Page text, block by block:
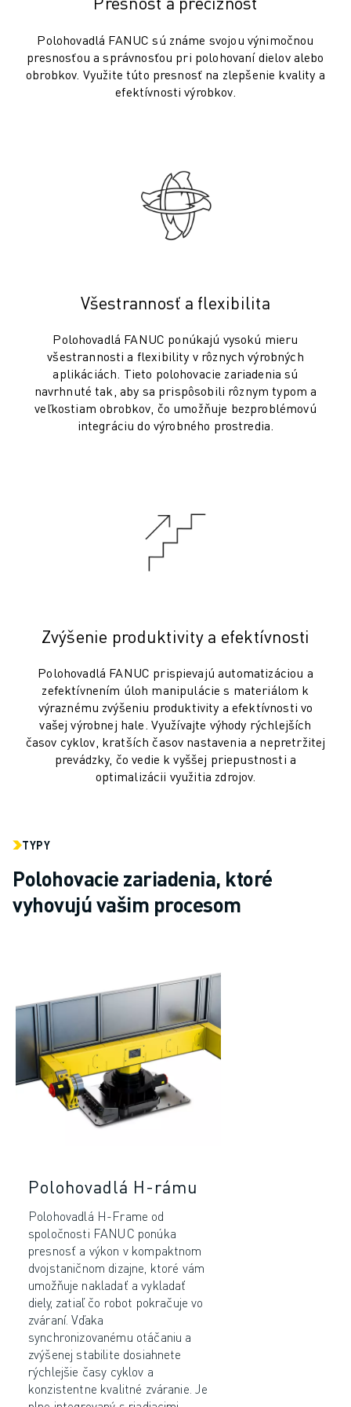
STROJE NA ELEKTROEROZÍVNE OBRÁBANIE DRÔTOM
ROBOCUT ELEKTROEROZÍVNE OBRÁBANIE DRÔTOM
ROBOCUT TECHNICKÉ VYBAVENIE
INTELIGENTNÉ TOVÁRENSKÉ RIEŠENIA
INTELIGENTNÉ TOVÁRENSKÉ RIEŠENIA NA ZVÝŠENIE
REGISTRÁCIA PRODUKTU » FANUC PORTAL
VŠETKY ODVETVIA
AUTOMOBILOVÝ PRIEMYSEL
ELEKTRICKÉ VOZIDLÁ
ELEKTRONIKA
POTRAVINY A NÁPOJE
MEDICÍNSKE ODVETVIE
CNC SÚSTRUŽENIE
VSTREKOVANIE
OBSLUHA STROJA
MANIPULÁCIA S MATERIÁLOM
LAKOVANIE
PALETIZÁCIA
BODOVÉ ZVÁRANIE
PRÍPADOVÉ ŠTÚDIE
STAROSTLIVOSŤ O ZÁKAZNÍKOV
PLÁNY SPOLOČNOSTI FANUC
MIESTO A ÚDRŽBA
NÁSTROJE DIGITÁLNYCH SLUŽIEB
E-SHOP
SÚBORY NA SŤAHOVANIE » MYFANUC
ŠKOLENIA A VZDELÁVANIE
FANUC AKADÉMIA
RIEŠENIA PRE PRIEMYSELNÉ ODVETVIA
RIEŠENIA PRE VZDELÁVANIE
SPRÁVY A MÉDIÁ
PODUJATIA
VZDELÁVACIE PODUJATIA
O SPOLOČNOSTI FANUC
O SPOLOČNOSTI FANUC
FANUC V EURÓPE
NAŠE LOKALITY
UDRŽATEĽNOSŤ
KARIÉRA
TVORTE SVOJU BUDÚCNOSŤ SO SPOLOČNOSŤOU FANUC
Polohovadlá FANUC sú známe svojou výnimočnou
presnosťou a správnosťou pri polohovaní dielov alebo
obrobkov. Využite túto presnosť na zlepšenie kvality a
efektívnosti výrobkov.
Všestrannosť a flexibilita
Polohovadlá FANUC ponúkajú vysokú mieru
všestrannosti a flexibility v rôznych výrobných
aplikáciách. Tieto polohovacie zariadenia sú
navrhnuté tak, aby sa prispôsobili rôznym typom a
veľkostiam obrobkov, čo umožňuje bezproblémovú
integráciu do výrobného prostredia.
Zvýšenie produktivity a efektívnosti
Polohovadlá FANUC prispievajú automatizáciou a
zefektívnením úloh manipulácie s materiálom k
výraznému zvýšeniu produktivity a efektívnosti vo
vašej výrobnej hale. Využívajte výhody rýchlejších
časov cyklov, kratších časov nastavenia a nepretržitej
prevádzky, čo vedie k vyššej priepustnosti a
optimalizácii využitia zdrojov.
TYPY
Polohovacie zariadenia, ktoré
vyhovujú vašim procesom
Polohovadlá H-rámu
Polohovadlá H-Frame od
spoločnosti FANUC ponúka
presnosť a výkon v kompaktnom
dvojstaničnom dizajne, ktoré vám
umožňuje nakladať a vykladať
diely, zatiaľ čo robot pokračuje vo
zváraní. Vďaka
synchronizovanému otáčaniu a
zvýšenej stabilite dosiahnete
rýchlejšie časy cyklov a
konzistentne kvalitné zváranie. Je